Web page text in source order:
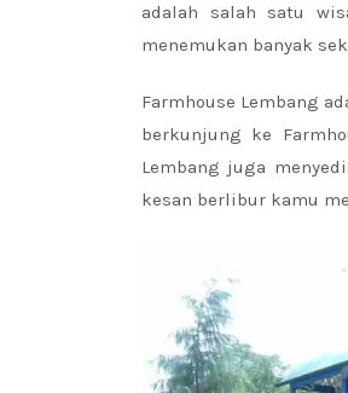
adalah salah satu
menemukan banyak
Farmhouse Lembang
berkunjung ke
Lembang juga
kesan berlibur kamu